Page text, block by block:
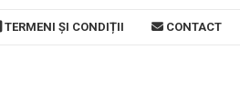
TERMENI ȘI CONDIȚII CONTACT